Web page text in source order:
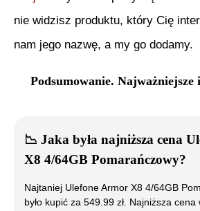
nie widzisz produktu, który Cię
nam jego nazwę, a my go dodamy.
Podsumowanie.
📉 Jaka była najniższa cena
X8 4/64GB Pomarańczowy?
Najtaniej Ulefone Armor X8 4/64GB
było kupić za 549.99 zł. Najniższa cena